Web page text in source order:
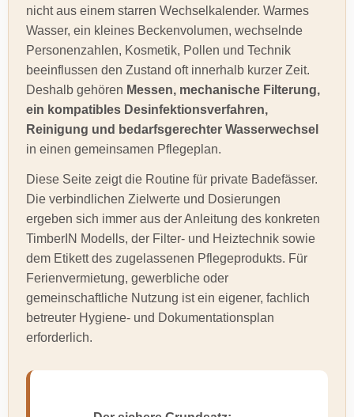
nicht aus einem starren Wechselkalender. Warmes
Wasser, ein kleines Beckenvolumen, wechselnde
Personenzahlen, Kosmetik, Pollen und Technik
beeinflussen den Zustand oft innerhalb kurzer Zeit.
Deshalb gehören Messen, mechanische Filterung,
ein kompatibles Desinfektionsverfahren,
Reinigung und bedarfsgerechter Wasserwechsel
in einen gemeinsamen Pflegeplan.
Diese Seite zeigt die Routine für private Badefässer.
Die verbindlichen Zielwerte und Dosierungen
ergeben sich immer aus der Anleitung des konkreten
TimberIN Modells, der Filter- und Heiztechnik sowie
dem Etikett des zugelassenen Pflegeprodukts. Für
Ferienvermietung, gewerbliche oder
gemeinschaftliche Nutzung ist ein eigener, fachlich
betreuter Hygiene- und Dokumentationsplan
erforderlich.